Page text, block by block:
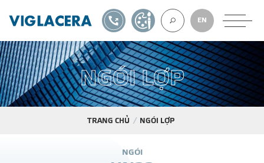
VỀ CHÚNG
EN
1900561582TỰ THIẾT KẾ
NGÓI LỢP
TRANG CHỦ NGÓI LỢP
NGÓI